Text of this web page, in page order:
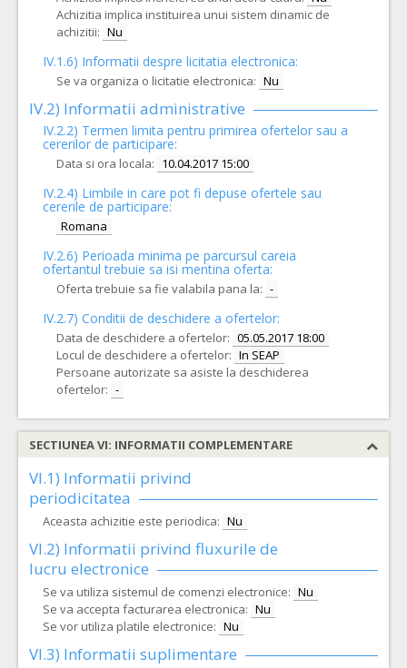
Achizitia implica instituirea unui sistem dinamic de
achizitii: Nu
IV.1.6) Informatii despre licitatia electronica:
Se va organiza o licitatie electronica: Nu
IV.2) Informatii administrative
IV.2.2) Termen limita pentru primirea ofertelor sau a
cererilor de participare:
Data si ora locala: 10.04.2017 15:00
IV.2.4) Limbile in care pot fi depuse ofertele sau
cererile de participare:
Romana
IV.2.6) Perioada minima pe parcursul careia
ofertantul trebuie sa isi mentina oferta:
Oferta trebuie sa fie valabila pana la: -
IV.2.7) Conditii de deschidere a ofertelor:
Data de deschidere a ofertelor: 05.05.2017 18:00
Locul de deschidere a ofertelor: In SEAP
Persoane autorizate sa asiste la deschiderea
ofertelor: -
SECTIUNEA VI: INFORMATII COMPLEMENTARE
VI.1) Informatii privind
periodicitatea
Aceasta achizitie este periodica: Nu
VI.2) Informatii privind fluxurile de
lucru electronice
Se va utiliza sistemul de comenzi electronice: Nu
Se va accepta facturarea electronica: Nu
Se vor utiliza platile electronice: Nu
VI.3) Informatii suplimentare